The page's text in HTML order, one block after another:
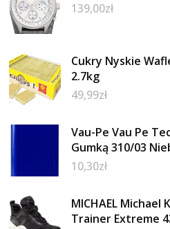
139,00zł
Cukry Nyskie
2.7kg
49,99zł
Vau-Pe Vau Pe
Gumką 310/03
10,30zł
MICHAEL Michael
Trainer Extreme